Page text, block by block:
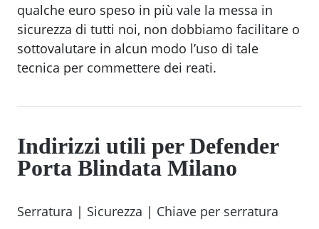
qualche euro speso in più vale la messa in
sicurezza di tutti noi, non dobbiamo facilitare o
sottovalutare in alcun modo l’uso di tale
tecnica per commettere dei reati.
Indirizzi utili per Defender
Porta Blindata Milano
Serratura | Sicurezza | Chiave per serratura